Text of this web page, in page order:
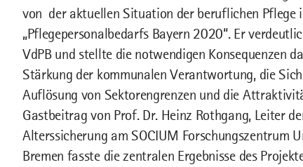
von der aktuellen Situation der beruflichen Pflege
„Pflegepersonalbedarfs Bayern 2020“. Er
VdPB und stellte die notwendigen Konsequenzen
Stärkung der kommunalen Verantwortung, die
Auflösung von Sektorengrenzen und die
Gastbeitrag von Prof. Dr. Heinz Rothgang, Leiter
Alterssicherung am SOCIUM Forschungszentrum
Bremen fasste die zentralen Ergebnisse des